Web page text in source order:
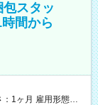
スタッ
間から
：1ヶ月 雇用形態、